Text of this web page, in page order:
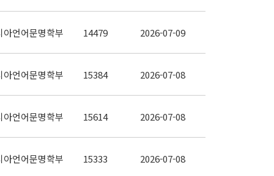
아언어문명학부 14479 2026-07-09
아언어문명학부 15384 2026-07-08
아언어문명학부 15614 2026-07-08
아언어문명학부 15333 2026-07-08